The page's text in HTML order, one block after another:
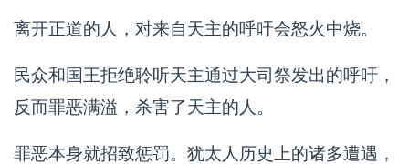
离开正道的人，对来自天主的呼吁会怒火中烧。
民众和国王拒绝聆听天主通过大司祭发出的呼吁，
反而罪恶满溢，杀害了天主的人。
罪恶本身就招致惩罚。犹太人历史上的诸多遭遇，